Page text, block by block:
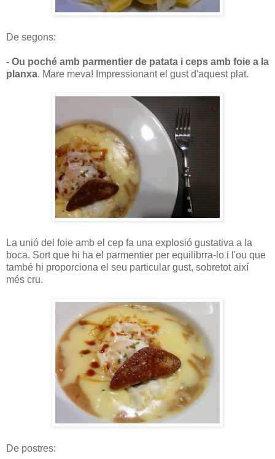
De segons:
- Ou poché amb parmentier de patata i ceps amb foie a la
planxa. Mare meva! Impressionant el gust d'aquest plat.
La unió del foie amb el cep fa una explosió gustativa a la
boca. Sort que hi ha el parmentier per equilibrra-lo i l'ou que
també hi proporciona el seu particular gust, sobretot així
més cru.
De postres: